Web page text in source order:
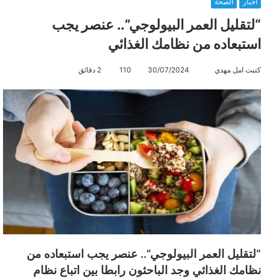
“لتقليل العمر البيولوجي”.. عنصر يجب
استبعاده من نظامك الغذائي
كتبت امل مهدي
ب
ر
ي
د
ا
إ
ل
ر
و
30/07/2024
110
“لتقليل العمر البيولوجي”.. عنصر يجب استبعاده من
نظامك الغذائي وجد الباحثون رابطا بين اتباع نظام